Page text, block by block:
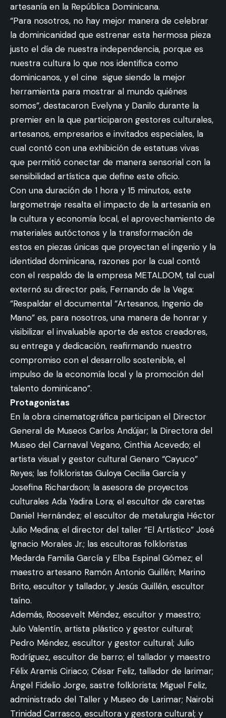
artesanía en la República Dominicana.
“Para nosotros, no hay mejor manera de celebrar
la dominicanidad que estrenar esta hermosa pieza
justo el día de nuestra independencia, porque es
nuestra cultura lo que nos identifica como
dominicanos, y el cine sigue siendo la mejor
herramienta para mostrar al mundo quiénes
somos”, destacaron Evelyna y Danilo durante la
premier en la que participaron gestores culturales,
artesanos, empresarios e invitados especiales, la
cual contó con una exhibición de estatuas vivas
que permitió conectar de manera sensorial con la
sensibilidad artística que define este oficio.
Con una duración de 1 hora y 15 minutos, este
largometraje resalta el impacto de la artesanía en
la cultura y economía local, el aprovechamiento de
materiales autóctonos y la transformación de
estos en piezas únicas que proyectan el ingenio y la
identidad dominicana, razones por la cual contó
con el respaldo de la empresa METALDOM, tal cual
externó su director país, Fernando de la Vega:
“Respaldar el documental “Artesanos, Ingenio de
Mano” es, para nosotros, una manera de honrar y
visibilizar el invaluable aporte de estos creadores,
su entrega y dedicación, reafirmando nuestro
compromiso con el desarrollo sostenible, el
impulso de la economía local y la promoción del
talento dominicano”.
Protagonistas
En la obra cinematográfica participan el Director
General de Museos Carlos Andújar; la Directora del
Museo del Carnaval Vegano, Cinthia Acevedo; el
artista visual y gestor cultural Genaro “Cayuco”
Reyes; las folkloristas Guloya Cecilia García y
Josefina Richardson; la asesora de proyectos
culturales Ada Yadira Lora; el escultor de caretas
Daniel Hernández; el escultor de metalurgia Héctor
Julio Medina; el director del taller “El Artístico” José
Ignacio Morales Jr.; las escultoras folkloristas
Medarda Familia García y Elba Espinal Gómez; el
maestro artesano Ramón Antonio Guillén; Marino
Brito, escultor y tallador, y Jesús Guillén, escultor
taíno.
Además, Roosevelt Méndez, escultor y maestro;
Julo Valentín, artista plástico y gestor cultural;
Pedro Méndez, escultor y gestor cultural; Julio
Rodríguez, escultor de barro; el tallador y maestro
Félix Aramis Ciriaco; César Feliz, tallador de larimar;
Ángel Fidelio Jorge, sastre folklorista; Miguel Feliz,
administrado del Taller y Museo de Larimar; Nairobi
Trinidad Carrasco, escultora y gestora cultural; y